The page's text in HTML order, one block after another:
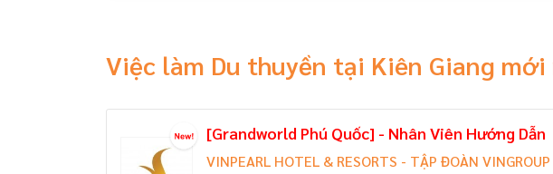
Việc làm Du thuyền tại Kiên Giang
[Grandworld Phú Quốc] - Nhân Viên Hướng Dẫn
VINPEARL HOTEL & RESORTS - TẬP ĐOÀN VINGROUP